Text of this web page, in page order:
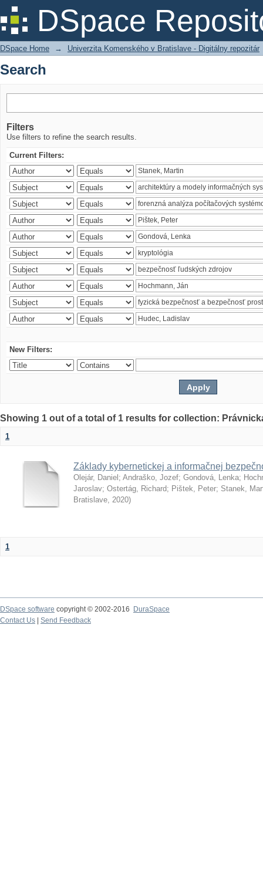
DSpace
Search
DSpace Home → Univerzita Komenského v Bratislave - Digitálny repozitár
Search
Filters
Use filters to refine the search results.
Current Filters:
New Filters:
Showing 1 out of a total of 1 results for collection:
1
Základy kybernetickej a informačnej
Olejár, Daniel ; Andraško, Jozef; Gondová, Lenka;
Jaroslav; Ostertág, Richard; Pištek, Peter; Stanek,
Bratislave, 2020)
1
DSpace software copyright © 2002-2016
DuraSpace
Contact Us
Send Feedback